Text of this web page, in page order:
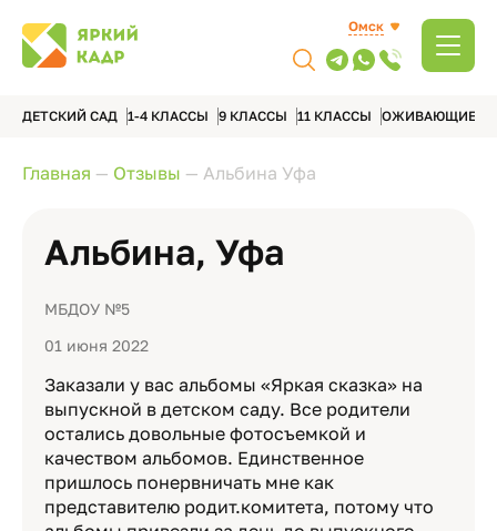
Омск
ДЕТСКИЙ САД 1-4 КЛАССЫ 9 КЛАССЫ 11 КЛАССЫ ОЖИВАЮЩИЕ
Главная — Отзывы — Альбина Уфа
Альбина, Уфа
МБДОУ №5
01 июня 2022
Заказали у вас альбомы «Яркая сказка» на
выпускной в детском саду. Все родители
остались довольные фотосъемкой и
качеством альбомов. Единственное
пришлось понервничать мне как
представителю родит.комитета, потому что